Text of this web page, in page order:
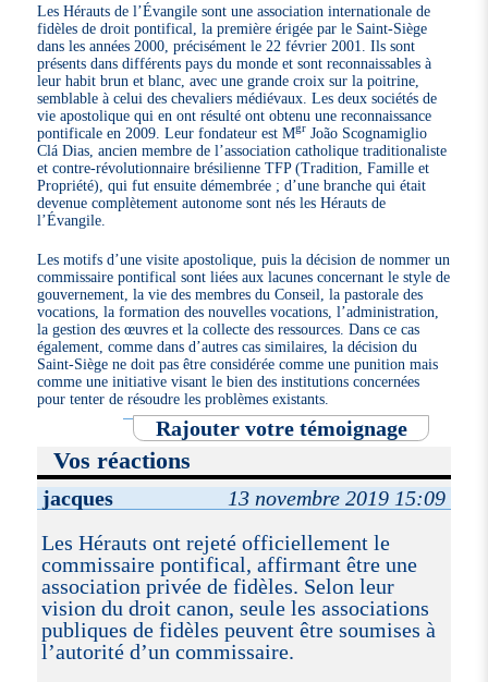
Les Hérauts de l’Évangile sont une association internationale de
fidèles de droit pontifical, la première érigée par le Saint-Siège
dans les années 2000, précisément le 22 février 2001. Ils sont
présents dans différents pays du monde et sont reconnaissables à
leur habit brun et blanc, avec une grande croix sur la poitrine,
semblable à celui des chevaliers médiévaux. Les deux sociétés de
vie apostolique qui en ont résulté ont obtenu une reconnaissance
pontificale en 2009. Leur fondateur est Mgr João Scognamiglio
Clá Dias, ancien membre de l’association catholique traditionaliste
et contre-révolutionnaire brésilienne TFP (Tradition, Famille et
Propriété), qui fut ensuite démembrée ; d’une branche qui était
devenue complètement autonome sont nés les Hérauts de
l’Évangile.
Les motifs d’une visite apostolique, puis la décision de nommer un
commissaire pontifical sont liées aux lacunes concernant le style de
gouvernement, la vie des membres du Conseil, la pastorale des
vocations, la formation des nouvelles vocations, l’administration,
la gestion des œuvres et la collecte des ressources. Dans ce cas
également, comme dans d’autres cas similaires, la décision du
Saint-Siège ne doit pas être considérée comme une punition mais
comme une initiative visant le bien des institutions concernées
pour tenter de résoudre les problèmes existants.
Rajouter votre témoignage
Vos réactions
jacques
13 novembre 2019 15:09
Les Hérauts ont rejeté officiellement le
commissaire pontifical, affirmant être une
association privée de fidèles. Selon leur
vision du droit canon, seule les associations
publiques de fidèles peuvent être soumises à
l’autorité d’un commissaire.